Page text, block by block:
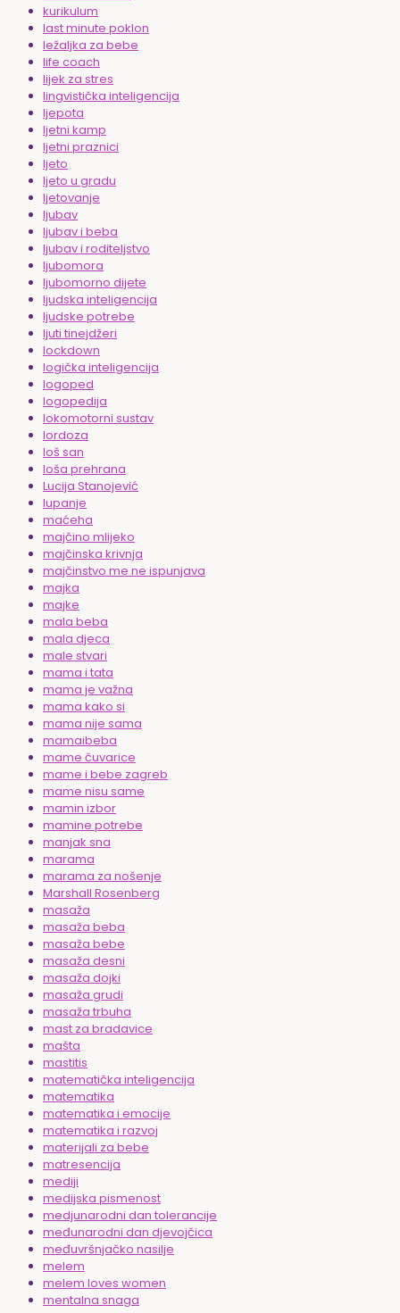
kurikulum
last minute poklon
ležaljka za bebe
life coach
lijek za stres
lingvistička inteligencija
ljepota
ljetni kamp
ljetni praznici
ljeto
ljeto u gradu
ljetovanje
ljubav
ljubav i beba
ljubav i roditeljstvo
ljubomora
ljubomorno dijete
ljudska inteligencija
ljudske potrebe
ljuti tinejdžeri
lockdown
logička inteligencija
logoped
logopedija
lokomotorni sustav
lordoza
loš san
loša prehrana
Lucija Stanojević
lupanje
maćeha
majčino mlijeko
majčinska krivnja
majčinstvo me ne ispunjava
majka
majke
mala beba
mala djeca
male stvari
mama i tata
mama je važna
mama kako si
mama nije sama
mamaibeba
mame čuvarice
mame i bebe zagreb
mame nisu same
mamin izbor
mamine potrebe
manjak sna
marama
marama za nošenje
Marshall Rosenberg
masaža
masaža beba
masaža bebe
masaža desni
masaža dojki
masaža grudi
masaža trbuha
mast za bradavice
mašta
mastitis
matematička inteligencija
matematika
matematika i emocije
matematika i razvoj
materijali za bebe
matresencija
mediji
medijska pismenost
medjunarodni dan tolerancije
međunarodni dan djevojčica
međuvršnjačko nasilje
melem
melem loves women
mentalna snaga